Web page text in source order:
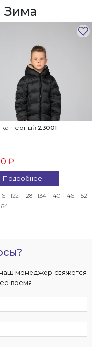
Зима
Куртка Черный 23001
₽
Подробнее
122 128 134 140 146
152
менеджер свяжется
время